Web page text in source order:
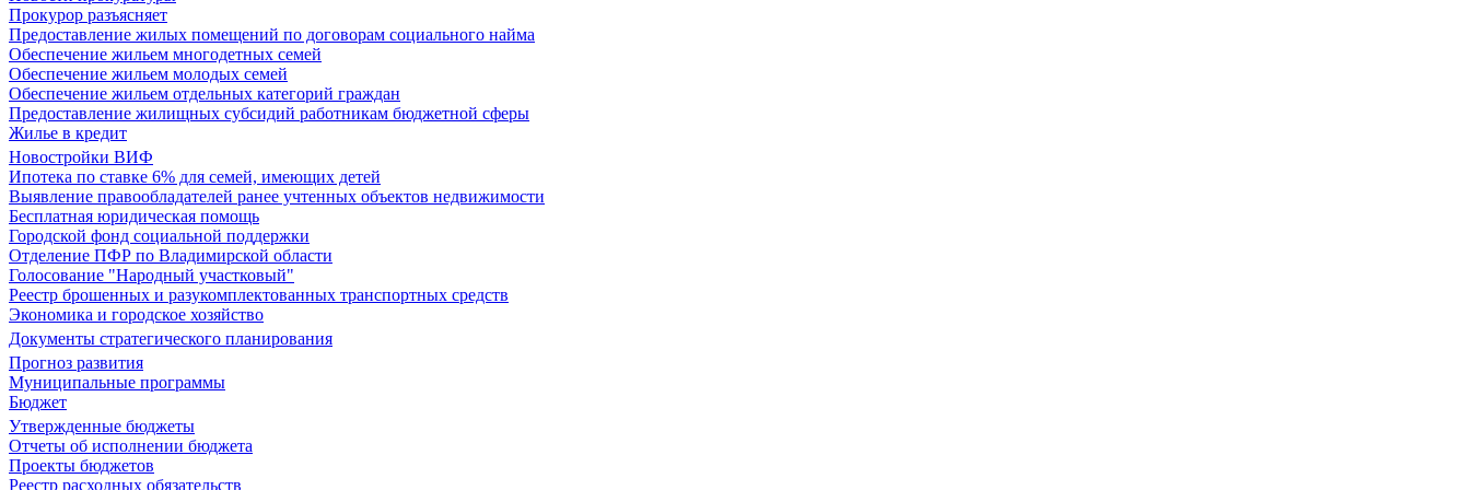
Прокурор разъясняет
Предоставление жилых помещений по договорам социального найма
Обеспечение жильем многодетных семей
Обеспечение жильем молодых семей
Обеспечение жильем отдельных категорий граждан
Предоставление жилищных субсидий работникам бюджетной сферы
Жилье в кредит
Новостройки ВИФ
Ипотека по ставке 6% для семей, имеющих детей
Выявление правообладателей ранее учтенных объектов недвижимости
Бесплатная юридическая помощь
Городской фонд социальной поддержки
Отделение ПФР по Владимирской области
Голосование "Народный участковый"
Реестр брошенных и разукомплектованных транспортных средств
Экономика и городское хозяйство
Документы стратегического планирования
Прогноз развития
Муниципальные программы
Бюджет
Утвержденные бюджеты
Отчеты об исполнении бюджета
Проекты бюджетов
Реестр расходных обязательств